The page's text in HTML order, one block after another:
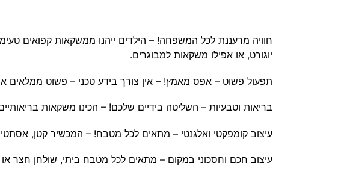
חוויה מרעננת לכל המשפחה! – הילדים ייהנו ממשקאות קפואים
יוגורט, או אפילו משקאות למבוגרים.
תפעול פשוט – אפס מאמץ! – אין צורך בידע טכני – פשוט ממלאים
בריאות וטבעיות – השליטה בידיים שלכם! – הכינו משקאות
עיצוב קומפקטי ואלגנטי – מתאים לכל מטבח! – המכשיר קטן,
עיצוב חכם וחסכוני במקום – מתאים לכל מטבח ביתי, שולחן חצר